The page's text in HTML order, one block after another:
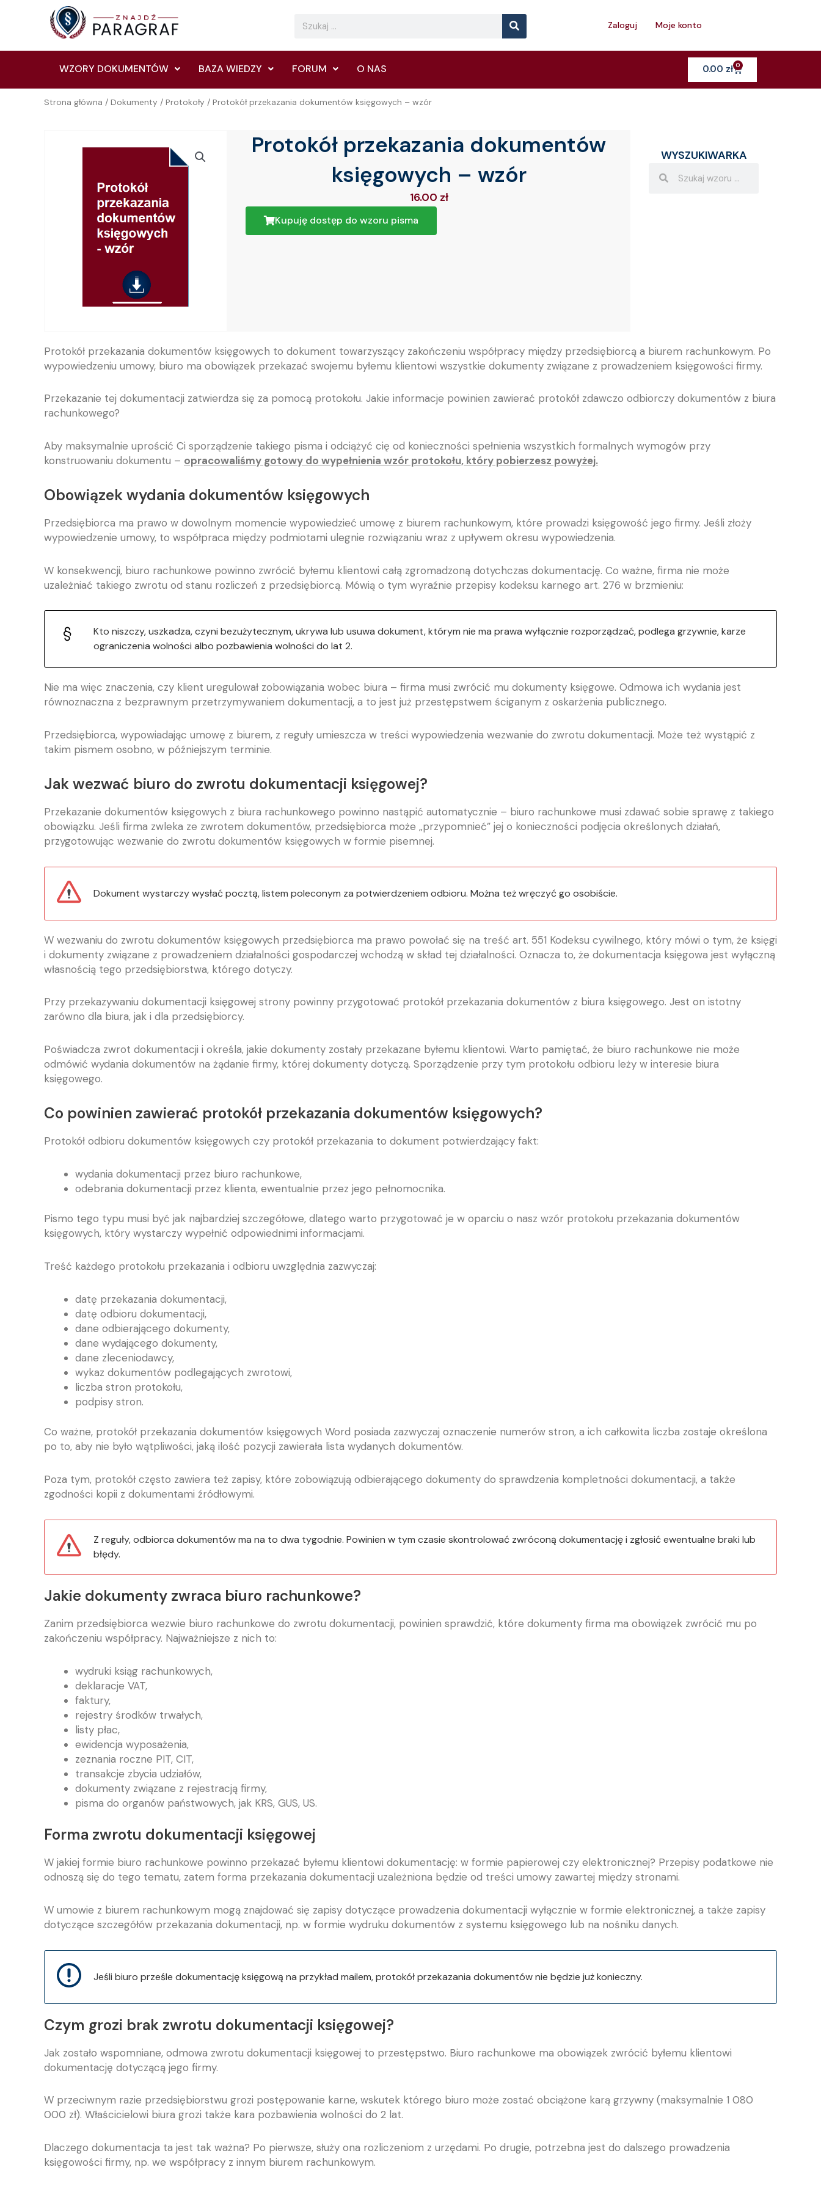
Search Search
Zaloguj Moje konto
WZORY DOKUMENTÓW BAZA WIEDZY FORUM O NAS 0.00 zł 0Cart
Strona główna / Dokumenty / Protokoły / Protokół przekazania dokumentów księgowych – wzór
Protokół przekazania dokumentów
księgowych – wzór
16.00 zł
Kupuję dostęp do wzoru pisma
WYSZUKIWARKA
Protokół przekazania dokumentów księgowych to dokument towarzyszący zakończeniu współpracy między przedsiębiorcą a biurem rachunkowym. Po
wypowiedzeniu umowy, biuro ma obowiązek przekazać swojemu byłemu klientowi wszystkie dokumenty związane z prowadzeniem księgowości firmy.
Przekazanie tej dokumentacji zatwierdza się za pomocą protokołu. Jakie informacje powinien zawierać protokół zdawczo odbiorczy dokumentów z biura
rachunkowego?
Aby maksymalnie uprościć Ci sporządzenie takiego pisma i odciążyć cię od konieczności spełnienia wszystkich formalnych wymogów przy
konstruowaniu dokumentu – opracowaliśmy gotowy do wypełnienia wzór protokołu, który pobierzesz powyżej.
Obowiązek wydania dokumentów księgowych
Przedsiębiorca ma prawo w dowolnym momencie wypowiedzieć umowę z biurem rachunkowym, które prowadzi księgowość jego firmy. Jeśli złoży
wypowiedzenie umowy, to współpraca między podmiotami ulegnie rozwiązaniu wraz z upływem okresu wypowiedzenia.
W konsekwencji, biuro rachunkowe powinno zwrócić byłemu klientowi całą zgromadzoną dotychczas dokumentację. Co ważne, firma nie może
uzależniać takiego zwrotu od stanu rozliczeń z przedsiębiorcą. Mówią o tym wyraźnie przepisy kodeksu karnego art. 276 w brzmieniu:
Kto niszczy, uszkadza, czyni bezużytecznym, ukrywa lub usuwa dokument, którym nie ma prawa wyłącznie rozporządzać, podlega grzywnie, karze
ograniczenia wolności albo pozbawienia wolności do lat 2.
Nie ma więc znaczenia, czy klient uregulował zobowiązania wobec biura – firma musi zwrócić mu dokumenty księgowe. Odmowa ich wydania jest
równoznaczna z bezprawnym przetrzymywaniem dokumentacji, a to jest już przestępstwem ściganym z oskarżenia publicznego.
Przedsiębiorca, wypowiadając umowę z biurem, z reguły umieszcza w treści wypowiedzenia wezwanie do zwrotu dokumentacji. Może też wystąpić z
takim pismem osobno, w późniejszym terminie.
Jak wezwać biuro do zwrotu dokumentacji księgowej?
Przekazanie dokumentów księgowych z biura rachunkowego powinno nastąpić automatycznie – biuro rachunkowe musi zdawać sobie sprawę z takiego
obowiązku. Jeśli firma zwleka ze zwrotem dokumentów, przedsiębiorca może „przypomnieć” jej o konieczności podjęcia określonych działań,
przygotowując wezwanie do zwrotu dokumentów księgowych w formie pisemnej.
Dokument wystarczy wysłać pocztą, listem poleconym za potwierdzeniem odbioru. Można też wręczyć go osobiście.
W wezwaniu do zwrotu dokumentów księgowych przedsiębiorca ma prawo powołać się na treść art. 551 Kodeksu cywilnego, który mówi o tym, że księgi
i dokumenty związane z prowadzeniem działalności gospodarczej wchodzą w skład tej działalności. Oznacza to, że dokumentacja księgowa jest wyłączną
własnością tego przedsiębiorstwa, którego dotyczy.
Przy przekazywaniu dokumentacji księgowej strony powinny przygotować protokół przekazania dokumentów z biura księgowego. Jest on istotny
zarówno dla biura, jak i dla przedsiębiorcy.
Poświadcza zwrot dokumentacji i określa, jakie dokumenty zostały przekazane byłemu klientowi. Warto pamiętać, że biuro rachunkowe nie może
odmówić wydania dokumentów na żądanie firmy, której dokumenty dotyczą. Sporządzenie przy tym protokołu odbioru leży w interesie biura
księgowego.
Co powinien zawierać protokół przekazania dokumentów księgowych?
Protokół odbioru dokumentów księgowych czy protokół przekazania to dokument potwierdzający fakt:
wydania dokumentacji przez biuro rachunkowe,
odebrania dokumentacji przez klienta, ewentualnie przez jego pełnomocnika.
Pismo tego typu musi być jak najbardziej szczegółowe, dlatego warto przygotować je w oparciu o nasz wzór protokołu przekazania dokumentów
księgowych, który wystarczy wypełnić odpowiednimi informacjami.
Treść każdego protokołu przekazania i odbioru uwzględnia zazwyczaj:
datę przekazania dokumentacji,
datę odbioru dokumentacji,
dane odbierającego dokumenty,
dane wydającego dokumenty,
dane zleceniodawcy,
wykaz dokumentów podlegających zwrotowi,
liczba stron protokołu,
podpisy stron.
Co ważne, protokół przekazania dokumentów księgowych Word posiada zazwyczaj oznaczenie numerów stron, a ich całkowita liczba zostaje określona
po to, aby nie było wątpliwości, jaką ilość pozycji zawierała lista wydanych dokumentów.
Poza tym, protokół często zawiera też zapisy, które zobowiązują odbierającego dokumenty do sprawdzenia kompletności dokumentacji, a także
zgodności kopii z dokumentami źródłowymi.
Z reguły, odbiorca dokumentów ma na to dwa tygodnie. Powinien w tym czasie skontrolować zwróconą dokumentację i zgłosić ewentualne braki lub
błędy.
Jakie dokumenty zwraca biuro rachunkowe?
Zanim przedsiębiorca wezwie biuro rachunkowe do zwrotu dokumentacji, powinien sprawdzić, które dokumenty firma ma obowiązek zwrócić mu po
zakończeniu współpracy. Najważniejsze z nich to:
wydruki ksiąg rachunkowych,
deklaracje VAT,
faktury,
rejestry środków trwałych,
listy płac,
ewidencja wyposażenia,
zeznania roczne PIT, CIT,
transakcje zbycia udziałów,
dokumenty związane z rejestracją firmy,
pisma do organów państwowych, jak KRS, GUS, US.
Forma zwrotu dokumentacji księgowej
W jakiej formie biuro rachunkowe powinno przekazać byłemu klientowi dokumentację: w formie papierowej czy elektronicznej? Przepisy podatkowe nie
odnoszą się do tego tematu, zatem forma przekazania dokumentacji uzależniona będzie od treści umowy zawartej między stronami.
W umowie z biurem rachunkowym mogą znajdować się zapisy dotyczące prowadzenia dokumentacji wyłącznie w formie elektronicznej, a także zapisy
dotyczące szczegółów przekazania dokumentacji, np. w formie wydruku dokumentów z systemu księgowego lub na nośniku danych.
Jeśli biuro prześle dokumentację księgową na przykład mailem, protokół przekazania dokumentów nie będzie już konieczny.
Czym grozi brak zwrotu dokumentacji księgowej?
Jak zostało wspomniane, odmowa zwrotu dokumentacji księgowej to przestępstwo. Biuro rachunkowe ma obowiązek zwrócić byłemu klientowi
dokumentację dotyczącą jego firmy.
W przeciwnym razie przedsiębiorstwu grozi postępowanie karne, wskutek którego biuro może zostać obciążone karą grzywny (maksymalnie 1 080
000 zł). Właścicielowi biura grozi także kara pozbawienia wolności do 2 lat.
Dlaczego dokumentacja ta jest tak ważna? Po pierwsze, służy ona rozliczeniom z urzędami. Po drugie, potrzebna jest do dalszego prowadzenia
księgowości firmy, np. we współpracy z innym biurem rachunkowym.